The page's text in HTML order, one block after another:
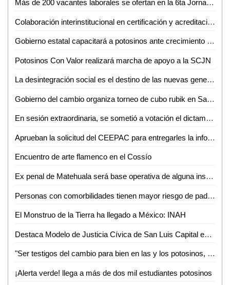
Más de 200 vacantes laborales se ofertan en la 6ta Jornada de Vinculación Laboral: Lorenzo Estrada
Colaboración interinstitucional en certificación y acreditación: SGG
Gobierno estatal capacitará a potosinos ante crecimiento económico
Potosinos Con Valor realizará marcha de apoyo a la SCJN
La desintegración social es el destino de las nuevas generaciones: Miguel Castillo
Gobierno del cambio organiza torneo de cubo rubik en San Luis Potosí
En sesión extraordinaria, se sometió a votación el dictamen recaído al turno 4838 de la LXII legislatura
Aprueban la solicitud del CEEPAC para entregarles la información sobre la consulta a los pueblos y comunidades indígenas y afrodescendientes
Encuentro de arte flamenco en el Cossío
Ex penal de Matehuala será base operativa de alguna institución de seguridad
Personas con comorbilidades tienen mayor riesgo de padecer covid-19 de forma grave
El Monstruo de la Tierra ha llegado a México: INAH
Destaca Modelo de Justicia Cívica de San Luis Capital en la Reunión de Ciudades Capitales
"Ser testigos del cambio para bien en las y los potosinos, es nuestro mayor motivo para servir": Estela Arriaga Márquez, Presidenta DIF Municipal
¡Alerta verde! llega a más de dos mil estudiantes potosinos